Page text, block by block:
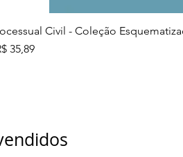
Civil - Coleção
promocional
35,89